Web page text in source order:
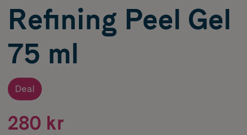
Refining Peel Gel
75 ml
Deal
280 kr